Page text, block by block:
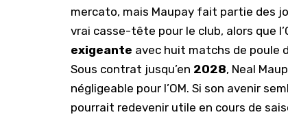
mercato, mais Maupay fait partie des
vrai casse-tête pour le club, alors que
exigeante avec huit matchs de poule
Sous contrat jusqu’en 2028, Neal
négligeable pour l’OM. Si son avenir
pourrait redevenir utile en cours de